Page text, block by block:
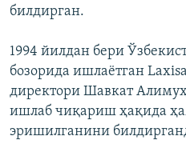
билдирган.
1994 йилдан бери
бозорида ишлаётган
директори Шавкат
ишлаб чиқариш ҳақида
эришилганини